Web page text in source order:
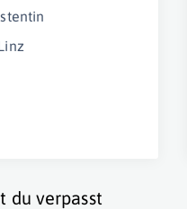
du verpasst